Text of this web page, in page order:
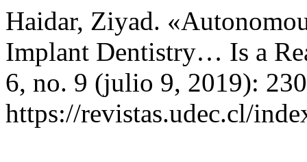
Haidar, Ziyad.
Implant Dentistry… Is a
6, no. 9 (julio 9, 2019):
https://revistas.udec.cl/